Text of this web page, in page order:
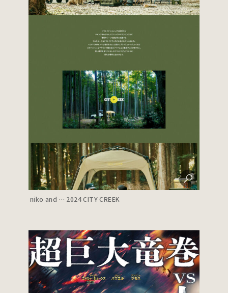
niko and … 2024 CITY CREEK